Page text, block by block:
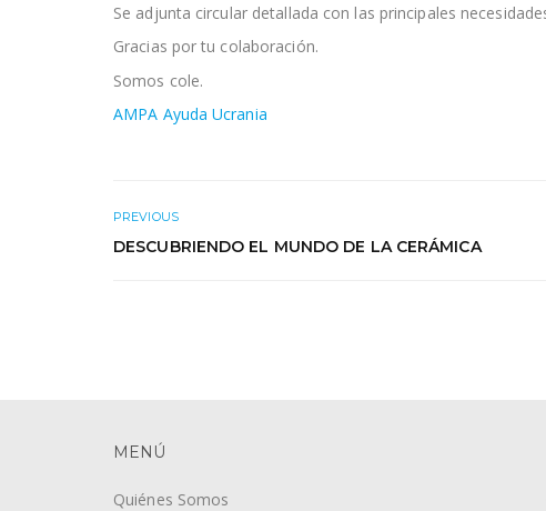
Se adjunta circular detallada con las principales
Gracias por tu colaboración.
Somos cole.
AMPA Ayuda Ucrania
PREVIOUS
DESCUBRIENDO EL MUNDO DE LA CERÁMICA
MENÚ
Quiénes Somos